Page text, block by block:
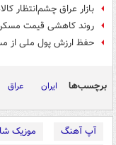
بازار عراق چشم‌انتظار
روند کاهشی قیمت
حفظ ارزش پول ملی از
برچسب‌ها ایران عراق
آپ آهنگ موزیک